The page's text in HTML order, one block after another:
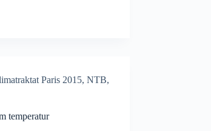
Paris 2015,NTB,
temperatur